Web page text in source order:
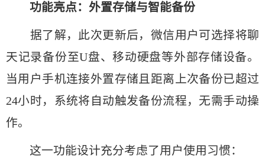
功能亮点：外置存储与智能备份
据了解，此次更新后，微信用户可选择将聊
天记录备份至U盘、移动硬盘等外部存储设备。
当用户手机连接外置存储且距离上次备份已超过
24小时，系统将自动触发备份流程，无需手动操
作。
这一功能设计充分考虑了用户使用习惯：